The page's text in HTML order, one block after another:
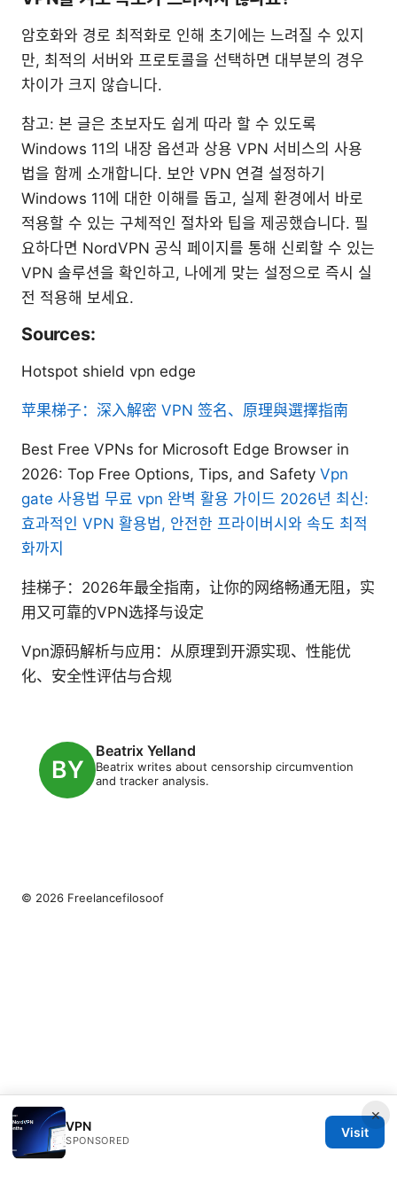
암호화와 경로 최적화로 인해 초기에는 느려질 수 있지
만, 최적의 서버와 프로토콜을 선택하면 대부분의 경우
차이가 크지 않습니다.
참고: 본 글은 초보자도 쉽게 따라 할 수 있도록
Windows 11의 내장 옵션과 상용 VPN 서비스의 사용
법을 함께 소개합니다. 보안 VPN 연결 설정하기
Windows 11에 대한 이해를 돕고, 실제 환경에서 바로
적용할 수 있는 구체적인 절차와 팁을 제공했습니다. 필
요하다면 NordVPN 공식 페이지를 통해 신뢰할 수 있는
VPN 솔루션을 확인하고, 나에게 맞는 설정으로 즉시 실
전 적용해 보세요.
Sources:
Hotspot shield vpn edge
苹果梯子：深入解密 VPN 签名、原理與選擇指南
Best Free VPNs for Microsoft Edge Browser in
2026: Top Free Options, Tips, and Safety Vpn
gate 사용법 무료 vpn 완벽 활용 가이드 2026년 최신:
효과적인 VPN 활용법, 안전한 프라이버시와 속도 최적
화까지
挂梯子：2026年最全指南，让你的网络畅通无阻，实
用又可靠的VPN选择与设定
Vpn源码解析与应用：从原理到开源实现、性能优
化、安全性评估与合规
Beatrix Yelland
Beatrix writes about censorship circumvention
and tracker analysis.
×
VPN
SPONSORED
Visit
© 2026 Freelancefilosoof